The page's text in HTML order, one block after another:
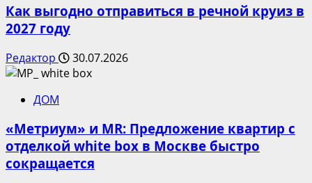
Как выгодно отправиться в речной круиз в
2027 году
Редактор 30.07.2026
ДОМ
«Метриум» и MR: Предложение квартир с
отделкой white box в Москве быстро
сокращается